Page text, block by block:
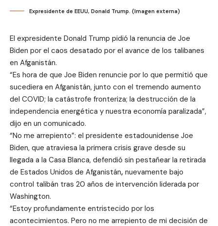
Expresidente de EEUU, Donald Trump. (Imagen externa)
El expresidente Donald Trump pidió la renuncia de Joe
Biden por el caos desatado por el avance de los talibanes
en Afganistán.
“Es hora de que Joe Biden renuncie por lo que permitió que
sucediera en Afganistán, junto con el tremendo aumento
del COVID; la catástrofe fronteriza; la destrucción de la
independencia energética y nuestra economía paralizada”,
dijo en un comunicado.
“No me arrepiento”: el presidente estadounidense Joe
Biden, que atraviesa la primera crisis grave desde su
llegada a la Casa Blanca, defendió sin pestañear la retirada
de Estados Unidos de Afganistán, nuevamente bajo
control talibán tras 20 años de intervención liderada por
Washington.
“Estoy profundamente entristecido por los
acontecimientos. Pero no me arrepiento de mi decisión de